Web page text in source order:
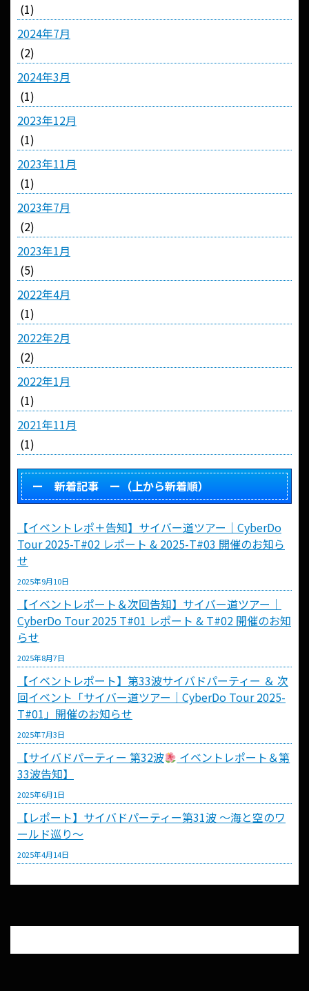
(1)
2024年7月
(2)
2024年3月
(1)
2023年12月
(1)
2023年11月
(1)
2023年7月
(2)
2023年1月
(5)
2022年4月
(1)
2022年2月
(2)
2022年1月
(1)
2021年11月
(1)
ー 新着記事 ー（上から新着順）
【イベントレポ＋告知】サイバー道ツアー｜CyberDo
Tour 2025-T#02 レポート & 2025-T#03 開催のお知ら
せ
2025年9月10日
【イベントレポート＆次回告知】サイバー道ツアー｜
CyberDo Tour 2025 T#01 レポート & T#02 開催のお知
らせ
2025年8月7日
【イベントレポート】第33波サイバドパーティー ＆ 次
回イベント「サイバー道ツアー｜CyberDo Tour 2025-
T#01」開催のお知らせ
2025年7月3日
【サイバドパーティー 第32波
イベントレポート＆第
33波告知】
2025年6月1日
【レポート】サイバドパーティー第31波 〜海と空のワ
ールド巡り〜
2025年4月14日